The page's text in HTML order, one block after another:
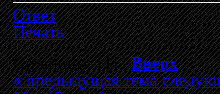
Ответ
Печать
Страницы: [1]Вверх
« предыдущая тема